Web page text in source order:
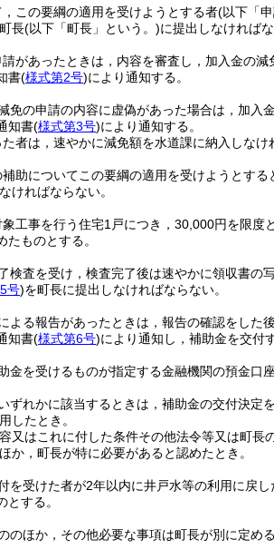
この要綱の適用を受けようとする者(以下「
長(以下「町長」という。)に提出しなければな
請があったときは，内容を審査し，加入金の
書(様式第2号)により通知する。
免の申請の内容に虚偽があった場合は，加入
知書(様式第3号)により通知する。
者は，速やかに減免額を水道課に納入しなけ
助についてこの要綱の適用を受けようとす
ければならない。
工事を行う住宅1戸につき，30,000円を限度と
ものとする。
検査を受け，検査完了後は速やかに領収書
号)を町長に提出しなければならない。
よる報告があったときは，報告の確認をした
知書(様式第6号)により通知し，補助金を交付
金を受けるものが指定する金融機関の預金口
ずれかに該当するときは，補助金の交付決定
したとき。
又はこれに付した条件その他法令等又は町長
か，町長が特に必要があると認めたとき。
を受けた者が2年以内に井戸水等の利用に戻し
する。
のほか，その他必要な事項は町長が別に定める